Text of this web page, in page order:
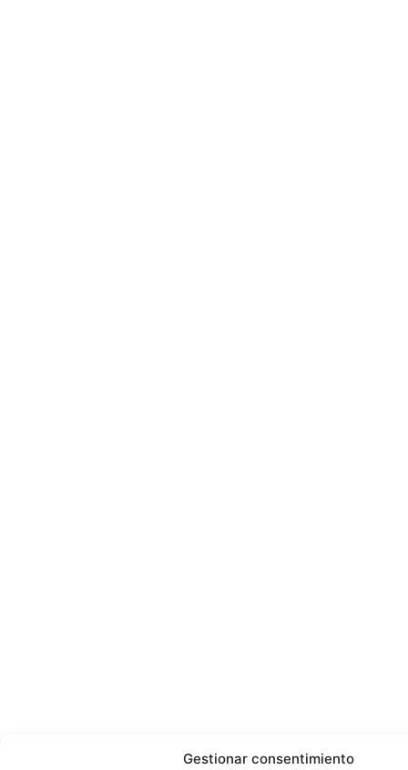
Gestionar consentimiento